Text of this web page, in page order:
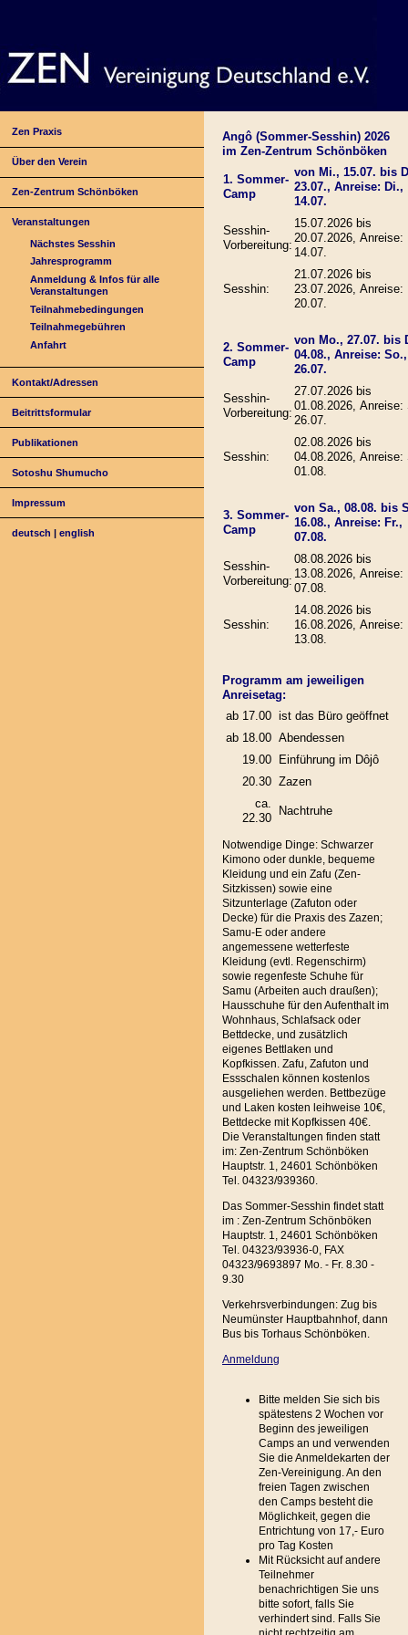
Zen Praxis
Über den Verein
Zen-Zentrum Schönböken
Veranstaltungen
Nächstes Sesshin
Jahresprogramm
Anmeldung & Infos für alle
Veranstaltungen
Teilnahmebedingungen
Teilnahmegebühren
Anfahrt
Kontakt/Adressen
Beitrittsformular
Publikationen
Sotoshu Shumucho
Impressum
deutsch |english
Angô (Sommer-Sesshin) 2026
im Zen-Zentrum Schönböken
1. Sommer-
Camp
von Mi., 15.07. bis
23.07., Anreise: Di.,
14.07.
Sesshin-
Vorbereitung:
15.07.2026 bis
20.07.2026, Anreise:
14.07.
Sesshin:
21.07.2026 bis
23.07.2026, Anreise:
20.07.
2. Sommer-
Camp
von Mo., 27.07. bis
04.08., Anreise: So.,
26.07.
Sesshin-
Vorbereitung:
27.07.2026 bis
01.08.2026, Anreise:
26.07.
Sesshin:
02.08.2026 bis
04.08.2026, Anreise:
01.08.
3. Sommer-
Camp
von Sa., 08.08. bis
16.08., Anreise: Fr.,
07.08.
Sesshin-
Vorbereitung:
08.08.2026 bis
13.08.2026, Anreise:
07.08.
Sesshin:
14.08.2026 bis
16.08.2026, Anreise:
13.08.
Programm am jeweiligen
Anreisetag:
ab 17.00 ist das Büro geöffnet
ab 18.00 Abendessen
19.00
Einführung im Dôjô
20.30 Zazen
ca.
22.30
Nachtruhe
Notwendige Dinge: Schwarzer
Kimono oder dunkle, bequeme
Kleidung und ein Zafu (Zen-
Sitzkissen) sowie eine
Sitzunterlage (Zafuton oder
Decke) für die Praxis des Zazen;
Samu-E oder andere
angemessene wetterfeste
Kleidung (evtl. Regenschirm)
sowie regenfeste Schuhe für
Samu (Arbeiten auch draußen);
Hausschuhe für den Aufenthalt im
Wohnhaus, Schlafsack oder
Bettdecke, und zusätzlich
eigenes Bettlaken und
Kopfkissen. Zafu, Zafuton und
Essschalen können kostenlos
ausgeliehen werden. Bettbezüge
und Laken kosten leihweise 10€,
Bettdecke mit Kopfkissen 40€.
Die Veranstaltungen finden statt
im: Zen-Zentrum Schönböken
Hauptstr. 1, 24601 Schönböken
Tel. 04323/939360.
Das Sommer-Sesshin findet statt
im : Zen-Zentrum Schönböken
Hauptstr. 1, 24601 Schönböken
Tel. 04323/93936-0, FAX
04323/9693897 Mo. - Fr. 8.30 -
9.30
Verkehrsverbindungen: Zug bis
Neumünster Hauptbahnhof, dann
Bus bis Torhaus Schönböken.
Anmeldung
Bitte melden Sie sich bis
spätestens 2 Wochen vor
Beginn des jeweiligen
Camps an und verwenden
Sie die Anmeldekarten der
Zen-Vereinigung. An den
freien Tagen zwischen
den Camps besteht die
Möglichkeit, gegen die
Entrichtung von 17,- Euro
pro Tag Kosten
Mit Rücksicht auf andere
Teilnehmer
benachrichtigen Sie uns
bitte sofort, falls Sie
verhindert sind. Falls Sie